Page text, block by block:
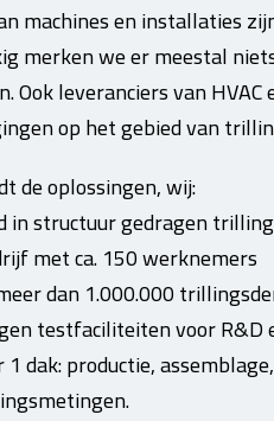
machines en installaties
merken we er meestal
Ook leveranciers van
op het gebied van
de oplossingen, wij:
in structuur gedragen
met ca. 150 werknemers
dan 1.000.000
testfaciliteiten voor R&D
dak: productie,